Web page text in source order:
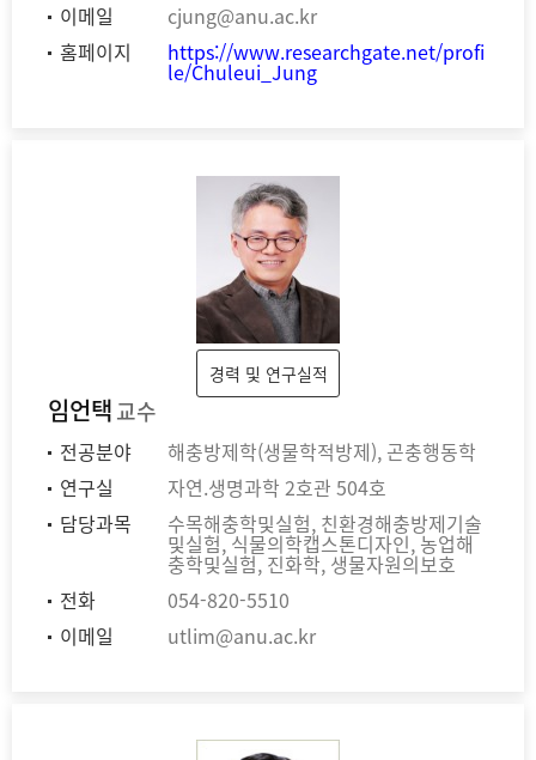
이메일
cjung@anu.ac.kr
홈페이지
https://www.researchgate.net/profi
le/Chuleui_Jung
경력 및 연구실적
임언택교수
전공분야
해충방제학(생물학적방제), 곤충행동학
연구실
자연.생명과학 2호관 504호
담당과목
수목해충학및실험, 친환경해충방제기술
및실험, 식물의학캡스톤디자인, 농업해
충학및실험, 진화학, 생물자원의보호
전화
054-820-5510
이메일
utlim@anu.ac.kr